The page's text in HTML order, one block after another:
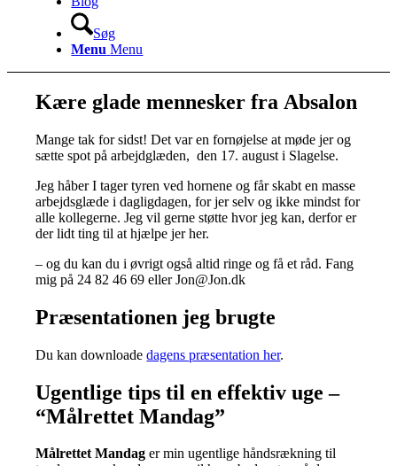
Søg
Menu Menu
Kære glade mennesker fra Absalon
Mange tak for sidst! Det var en fornøjelse at møde jer og
sætte spot på arbejdglæden, den 17. august i Slagelse.
Jeg håber I tager tyren ved hornene og får skabt en masse
arbejdsglæde i dagligdagen, for jer selv og ikke mindst for
alle kollegerne. Jeg vil gerne støtte hvor jeg kan, derfor er
der lidt ting til at hjælpe jer her.
– og du kan du i øvrigt også altid ringe og få et råd. Fang
mig på 24 82 46 69 eller Jon@Jon.dk
Præsentationen jeg brugte
Du kan downloadedagens præsentation her.
Ugentlige tips til en effektiv uge –
“Målrettet Mandag”
Målrettet Mandag er min ugentlige håndsrækning til